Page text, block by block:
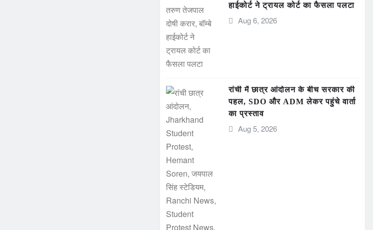
हाईकोर्ट ने ट्रायल कोर्ट का फैसला पलटा
Aug 6, 2026
रांची में छात्र आंदोलन के बीच सरकार की
पहल, SDO और ADM लेकर पहुंचे वार्ता
का प्रस्ताव
Aug 5, 2026